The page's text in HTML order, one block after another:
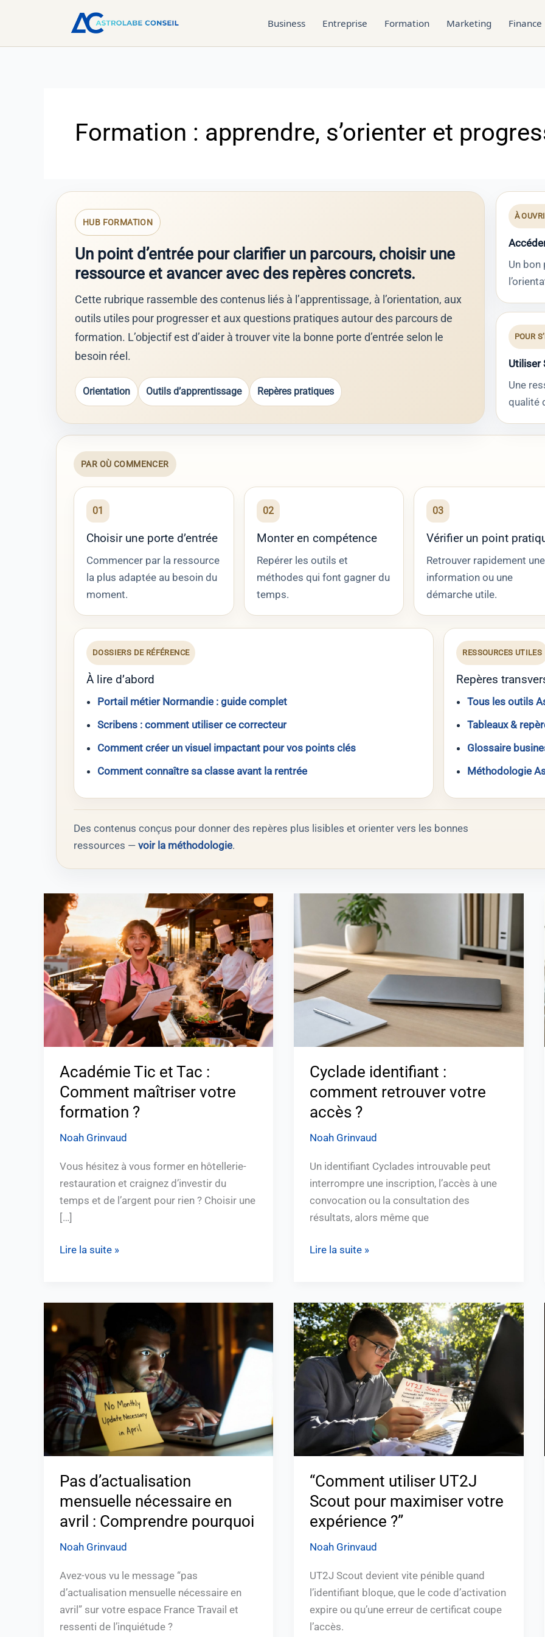
Business Entreprise Formation Marketing Finance
Formation : apprendre, s’orienter et
HUB FORMATION
Un point d’entrée pour clarifier un parcours, choisir une
ressource et avancer avec des repères concrets.
Cette rubrique rassemble des contenus liés à l’apprentissage, à l’orientation, aux
outils utiles pour progresser et aux questions pratiques autour des parcours de
formation. L’objectif est d’aider à trouver vite la bonne porte d’entrée selon le
besoin réel.
Orientation Outils d’apprentissage Repères pratiques
À
Un bon
POUR
Utiliser
Une
qualité
PAR OÙ COMMENCER
01
Choisir une porte d’entrée
Commencer par la ressource
la plus adaptée au besoin du
moment.
02
Monter en compétence
Repérer les outils et
méthodes qui font gagner du
temps.
03
Vérifier un point
Retrouver rapidement une
information ou une
démarche utile.
DOSSIERS DE RÉFÉRENCE
À lire d’abord
Portail métier Normandie : guide complet
Scribens : comment utiliser ce correcteur
Comment créer un visuel impactant pour vos points clés
Comment connaître sa classe avant la rentrée
RESSOURCES UTILES
Repères
Tous les outils
Tableaux &
Glossaire
Méthodologie
Des contenus conçus pour donner des repères plus lisibles et orienter vers les bonnes
ressources — voir la méthodologie.
Académie Tic et Tac :
Comment maîtriser votre
formation ?
Noah Grinvaud
Vous hésitez à vous former en hôtellerie-
restauration et craignez d’investir du
temps et de l’argent pour rien ? Choisir une
[…]
Académie
Tic
et
Tac
:
Comment
maîtriser
votre
formation
Lire la suite »
Cyclade identifiant :
comment retrouver votre
accès ?
Noah Grinvaud
Un identifiant Cyclades introuvable peut
interrompre une inscription, l’accès à une
convocation ou la consultation des
résultats, alors même que
Cyclade
identifiant
comment
retrouver
votre
accès
Lire la suite »
Pas d’actualisation
mensuelle nécessaire en
avril : Comprendre pourquoi
Noah Grinvaud
Avez-vous vu le message “pas
d’actualisation mensuelle nécessaire en
avril” sur votre espace France Travail et
ressenti de l’inquiétude ?
d’actualisation
mensuelle
nécessaire
en
avril
:
Comprendre
pourquoi
“Comment utiliser UT2J
Scout pour maximiser votre
expérience ?”
Noah Grinvaud
UT2J Scout devient vite pénible quand
l’identifiant bloque, que le code d’activation
expire ou qu’une erreur de certificat coupe
l’accès.
“Comment
utiliser
UT2J
Scout
pour
maximiser
votre
expérience
?”